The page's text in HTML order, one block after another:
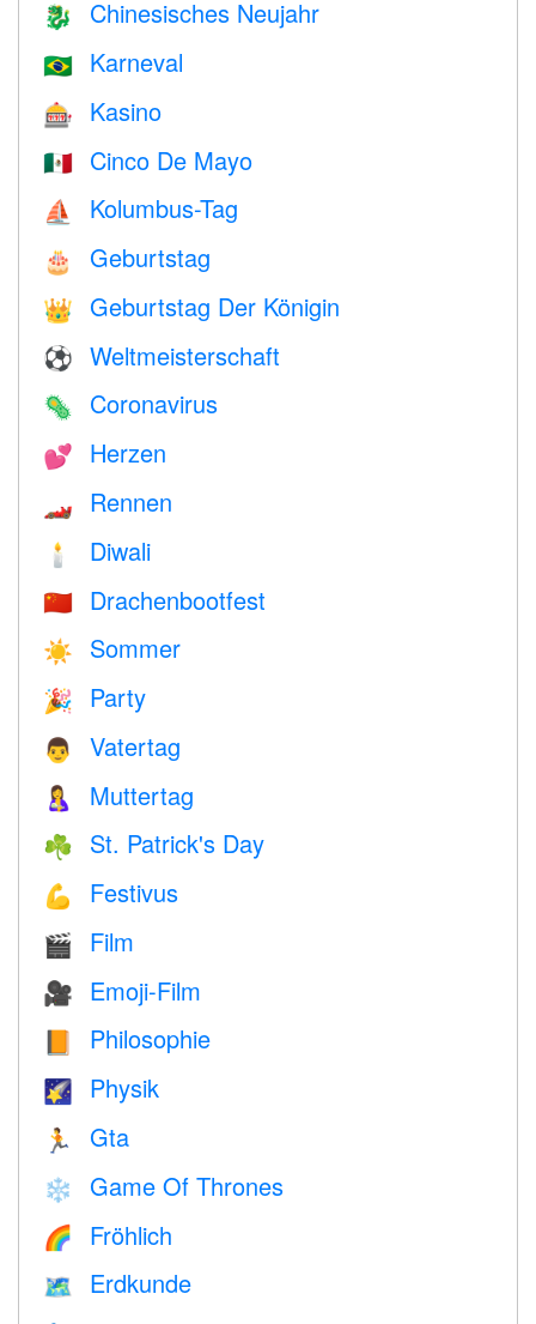
🐉 Chinesisches Neujahr
🇧🇷 Karneval
🎰 Kasino
🇲🇽 Cinco De Mayo
⛵️ Kolumbus-Tag
🎂 Geburtstag
👑 Geburtstag Der Königin
⚽ Weltmeisterschaft
🦠 Coronavirus
💕 Herzen
🏎 Rennen
🕯 Diwali
🇨🇳 Drachenbootfest
☀️ Sommer
🎉 Party
👨 Vatertag
🤱 Muttertag
☘️ St. Patrick's Day
💪 Festivus
🎬 Film
🎥 Emoji-Film
📙 Philosophie
🌠 Physik
🏃 Gta
❄️ Game Of Thrones
🌈 Fröhlich
🗺 Erdkunde